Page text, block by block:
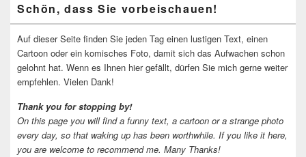
Seitenleisten-
Widgetbereich
Schön, dass Sie vorbeischauen!
Auf dieser Seite finden Sie jeden Tag einen lustigen Text, einen
Cartoon oder ein komisches Foto, damit sich das Aufwachen schon
gelohnt hat. Wenn es Ihnen hier gefällt, dürfen Sie mich gerne weiter
empfehlen. Vielen Dank!
Thank you for stopping by!
On this page you will find a funny text, a cartoon or a strange photo
every day, so that waking up has been worthwhile. If you like it here,
you are welcome to recommend me. Many Thanks!